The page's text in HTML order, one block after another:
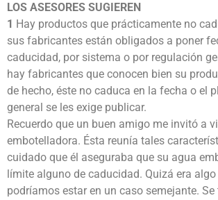
LOS ASESORES SUGIEREN
1 Hay productos que prácticamente no
sus fabricantes están obligados a poner
caducidad, por sistema o por regulación
hay fabricantes que conocen bien su
de hecho, éste no caduca en la fecha o el
general se les exige publicar.
Recuerdo que un buen amigo me invitó a
embotelladora. Ésta reunía tales
cuidado que él aseguraba que su agua
límite alguno de caducidad. Quizá era
podríamos estar en un caso semejante. Se